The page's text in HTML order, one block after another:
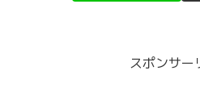
スポンサー